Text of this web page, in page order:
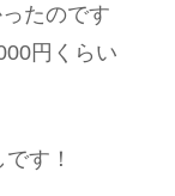
たのです
円くらい
す！